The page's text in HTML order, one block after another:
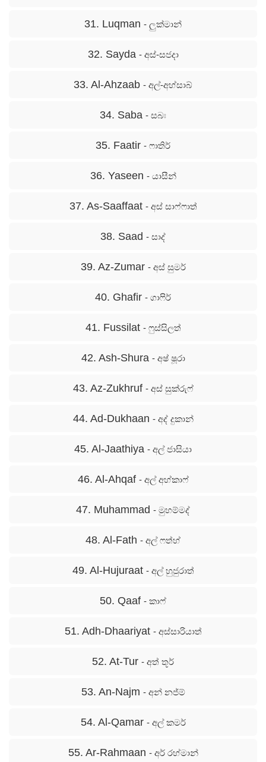
31. Luqman - ලුක්මාන්
32. Sayda - අස්-සජදා
33. Al-Ahzaab - අල්-අහ්සාබ්
34. Saba - සබඃ
35. Faatir - ෆාතිර්
36. Yaseen - යාසීන්
37. As-Saaffaat - අස් සාෆ්ෆාත්
38. Saad - සාද්
39. Az-Zumar - අස් සුමර්
40. Ghafir - ගාෆිර්
41. Fussilat - ෆුස්සිලත්
42. Ash-Shura - අෂ් ෂූරා
43. Az-Zukhruf - අස් සුක්රුෆ්
44. Ad-Dukhaan - අද් දුකාන්
45. Al-Jaathiya - අල් ජාසියා
46. Al-Ahqaf - අල් අහ්කාෆ්
47. Muhammad - මුහම්මද්
48. Al-Fath - අල් ෆත්හ්
49. Al-Hujuraat - අල් හුජුරාත්
50. Qaaf - කාෆ්
51. Adh-Dhaariyat - අස්සාරියාත්
52. At-Tur - අත් තූර්
53. An-Najm - අන් නජ්ම්
54. Al-Qamar - අල් කමර්
55. Ar-Rahmaan - අර් රහ්මාන්